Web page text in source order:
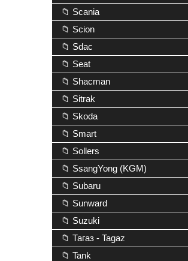
📁 Scania
📁 Scion
📁 Sdac
📁 Seat
📁 Shacman
📁 Sitrak
📁 Skoda
📁 Smart
📁 Sollers
📁 SsangYong (KGM)
📁 Subaru
📁 Sunward
📁 Suzuki
📁 Тагаз - Tagaz
📁 Tank